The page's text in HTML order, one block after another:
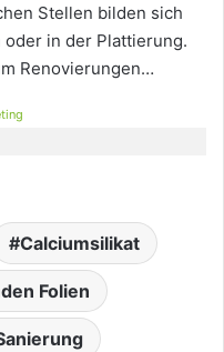
Stellen bilden sich
oder in der Plattierung.
Renovierungen…
Calciumsilikat
Folien